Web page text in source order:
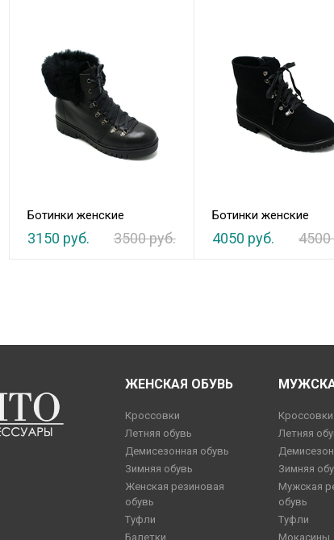
Ботинки женские
3150 руб. 3500 руб.
Ботинки женские
4050 руб. 4500
ЖЕНСКАЯ ОБУВЬ
Кроссовки
Летняя обувь
Демисезонная обувь
Зимняя обувь
Женская резиновая
обувь
Туфли
Балетки
Кроссовки
Летняя
Зимняя
Мужская
обувь
Туфли
Мокасины